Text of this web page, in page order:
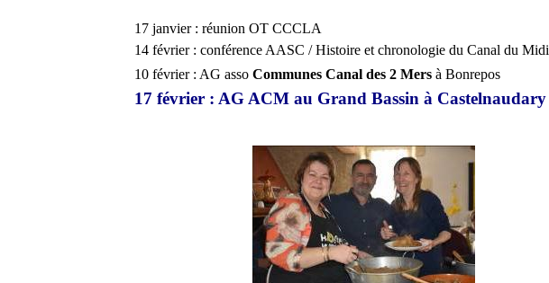
17 janvier : réunion OT CCCLA
14 février : conférence AASC / Histoire et chronologie du Canal du Midi
10 février : AG assoCommunes Canal des 2 Mers à Bonrepos
17 février : AG ACM au Grand Bassin à Castelnaudary